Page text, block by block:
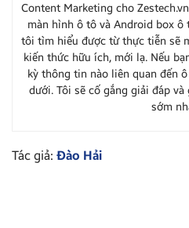
Content Marketing cho
màn hình ô tô và Android box ô
tôi tìm hiểu được từ thực tiễn sẽ
kiến thức hữu ích, mới lạ. Nếu
kỳ thông tin nào liên quan đến
dưới. Tôi sẽ cố gắng giải đáp
sớm
Tác giả: Đào Hải